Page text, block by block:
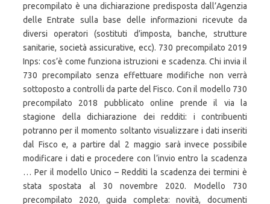
precompilato è una dichiarazione predisposta dall’Agenzia
delle Entrate sulla base delle informazioni ricevute da
diversi operatori (sostituti d’imposta, banche, strutture
sanitarie, società assicurative, ecc). 730 precompilato 2019
Inps: cos’è come funziona istruzioni e scadenza. Chi invia il
730 precompilato senza effettuare modifiche non verrà
sottoposto a controlli da parte del Fisco. Con il modello 730
precompilato 2018 pubblicato online prende il via la
stagione della dichiarazione dei redditi: i contribuenti
potranno per il momento soltanto visualizzare i dati inseriti
dal Fisco e, a partire dal 2 maggio sarà invece possibile
modificare i dati e procedere con l’invio entro la scadenza
… Per il modello Unico – Redditi la scadenza dei termini è
stata spostata al 30 novembre 2020. Modello 730
precompilato 2020, guida completa: novità, documenti